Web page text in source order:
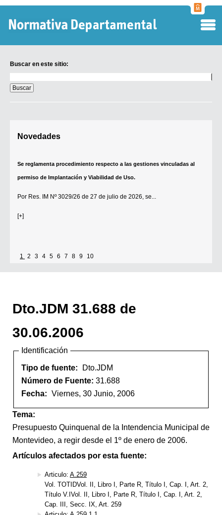
Buscar en este sitio:
en
este
sitio:
Novedades
Se reglamenta procedimiento respecto a las gestiones vinculadas al
permiso de Implantación y Viabilidad de Uso.
Por Res. IM Nº 3029/26 de 27 de julio de 2026, se...
[+]
1 2 3 4 5 6 7 8 9 10
Dto.JDM 31.688 de
30.06.2006
Identificación
Tipo de fuente:
Dto.JDM
Número de Fuente: 31.688
Fecha: Viernes, 30 Junio, 2006
Tema:
Presupuesto Quinquenal de la Intendencia Municipal de
Montevideo, a regir desde el 1º de enero de 2006.
Artículos afectados por esta fuente:
Articulo: A.259
Vol. TOTIDVol. II, Libro I, Parte R, Título I, Cap. I, Art. 2,
Título V.IVol. II, Libro I, Parte R, Título I, Cap. I, Art. 2,
Cap. III, Secc. IX, Art. 259